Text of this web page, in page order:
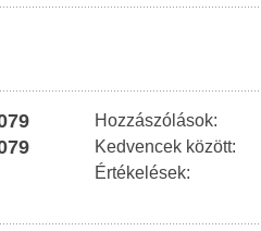
Hozzászólások:
Kedvencek között:
Értékelések: